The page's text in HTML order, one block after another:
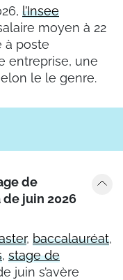
l’Insee
moyen à 22
à poste
entreprise, une
le le genre.
de
de juin 2026
, baccalauréat,
, stage de
juin s’avère